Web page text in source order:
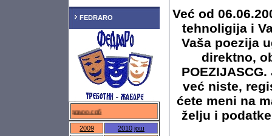
FEDRARO
федраро.срб
2009 2010 још
Već od
tehnoligija i
Vaša poezija
direktno,
već niste,
ćete meni na
želju i